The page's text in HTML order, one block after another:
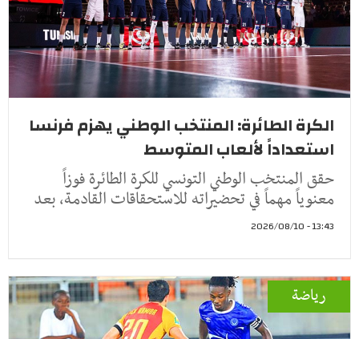
الكرة الطائرة: المنتخب الوطني يهزم فرنسا
استعداداً لألعاب المتوسط
حقق المنتخب الوطني التونسي للكرة الطائرة فوزاً
معنوياً مهماً في تحضيراته للاستحقاقات القادمة، بعد
13:43 - 2026/08/10
رياضة